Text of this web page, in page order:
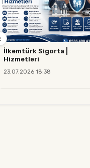
İlkemtürk Sigorta |
Hizmetleri
23.07.2026 18:38